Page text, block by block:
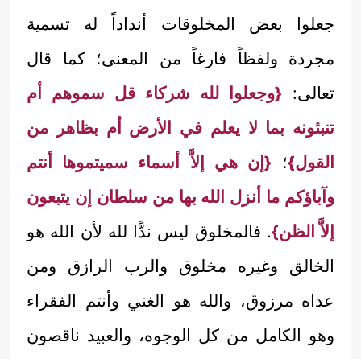
جعلوا بعض المخلوقات أنداداً له تسمية
مجردة ولفظاً فارغاً من المعنى؛ كما قال
تعالى: {وجعلوا لله شركاء قل سموهم أم
تنبئونه بما لا يعلم في الأرض أم بظاهر من
القول}؛ {إن هي إلاَّ أسماء سميتموها أنتم
وآباؤكم ما أنزل الله بها من سلطان إن يتبعون
إلاَّ الظن}. فالمخلوق ليس ندًّا لله لأن الله هو
الخالق وغيره مخلوق والرب الرازق ومن
عداه مرزوق، والله هو الغني وأنتم الفقراء
وهو الكامل من كل الوجوه، والعبيد ناقصون